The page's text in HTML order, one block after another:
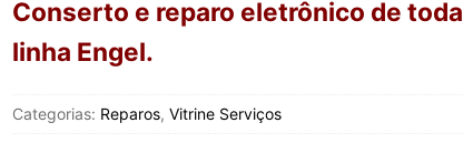
Conserto e reparo eletrônico de toda
linha Engel.
Categorias: Reparos, Vitrine Serviços